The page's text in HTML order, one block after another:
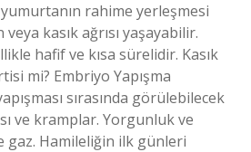
rahime yerleşmesi
veya kasık ağrısı yaşayabilir.
hafif ve kısa sürelidir. Kasık
mi? Embriyo Yapışma
sırasında görülebilecek
ve kramplar. Yorgunluk ve
gaz. Hamileliğin ilk günleri